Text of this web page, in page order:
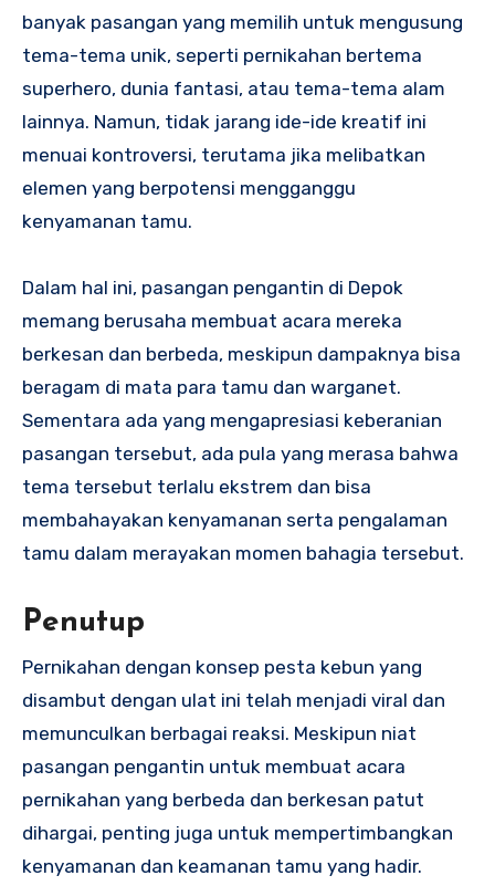
banyak pasangan yang memilih untuk mengusung
tema-tema unik, seperti pernikahan bertema
superhero, dunia fantasi, atau tema-tema alam
lainnya. Namun, tidak jarang ide-ide kreatif ini
menuai kontroversi, terutama jika melibatkan
elemen yang berpotensi mengganggu
kenyamanan tamu.
Dalam hal ini, pasangan pengantin di Depok
memang berusaha membuat acara mereka
berkesan dan berbeda, meskipun dampaknya bisa
beragam di mata para tamu dan warganet.
Sementara ada yang mengapresiasi keberanian
pasangan tersebut, ada pula yang merasa bahwa
tema tersebut terlalu ekstrem dan bisa
membahayakan kenyamanan serta pengalaman
tamu dalam merayakan momen bahagia tersebut.
Penutup
Pernikahan dengan konsep pesta kebun yang
disambut dengan ulat ini telah menjadi viral dan
memunculkan berbagai reaksi. Meskipun niat
pasangan pengantin untuk membuat acara
pernikahan yang berbeda dan berkesan patut
dihargai, penting juga untuk mempertimbangkan
kenyamanan dan keamanan tamu yang hadir.